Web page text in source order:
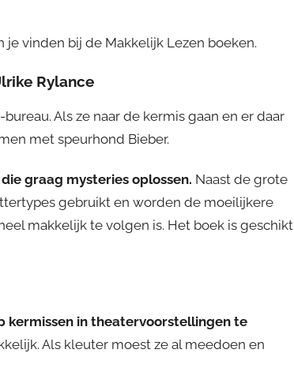
je vinden bij de Makkelijk Lezen boeken.
Rylance
Als ze naar de kermis gaan en er daar
met speurhond Bieber.
graag mysteries oplossen. Naast de grote
gebruikt en worden de moeilijkere
makkelijk te volgen is. Het boek is geschikt
kermissen in theatervoorstellingen te
Als kleuter moest ze al meedoen en